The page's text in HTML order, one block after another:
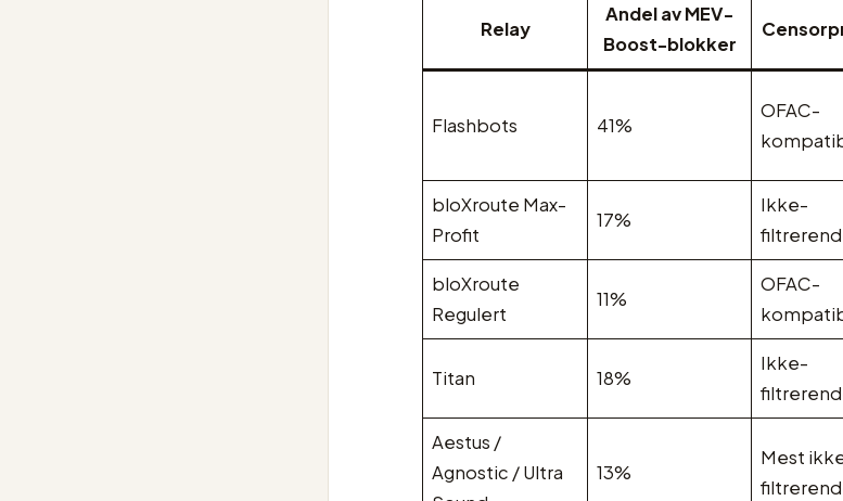
Relay
Andel av MEV-
Boost-blokker
Flashbots 41%
OFAC-
bloXroute Max-
Profit
17%
Ikke-
bloXroute
Regulert
11%
OFAC-
Titan 18%
Ikke-
Aestus /
Agnostic / Ultra
13%
Mest